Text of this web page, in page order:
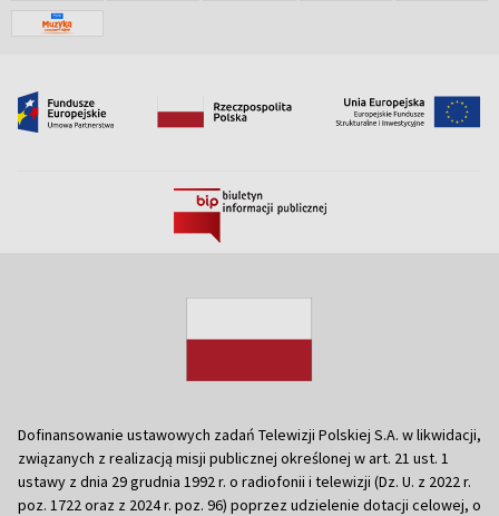
Dofinansowanie ustawowych zadań Telewizji Polskiej S.A. w likwidacji,
związanych z realizacją misji publicznej określonej w art. 21 ust. 1
ustawy z dnia 29 grudnia 1992 r. o radiofonii i telewizji (Dz. U. z 2022 r.
poz. 1722 oraz z 2024 r. poz. 96) poprzez udzielenie dotacji celowej, o